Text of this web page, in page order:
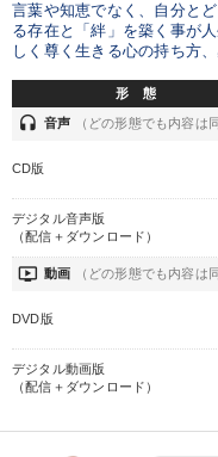
言葉や知恵でなく、自分と
る存在と「絆」を築く事が
しく尊く生きる心の持ち方
形 態
headset 音声 （どの形態でも内容は
CD版
デジタル音声版
（配信＋ダウンロード）
ondemand_video 動画 （どの形態でも内容は
DVD版
デジタル動画版
（配信＋ダウンロード）